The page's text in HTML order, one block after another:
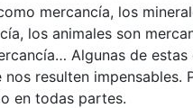
mercancía, los
los animales son
Algunas de estas
resulten impensables.
en todas partes.